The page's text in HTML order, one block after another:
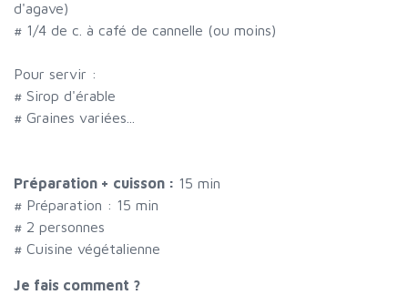
d'agave)
# 1/4 de c. à café de cannelle (ou moins)
Pour servir :
# Sirop d'érable
# Graines variées...
Préparation + cuisson : 15 min
# Préparation : 15 min
# 2 personnes
# Cuisine végétalienne
Je fais comment ?